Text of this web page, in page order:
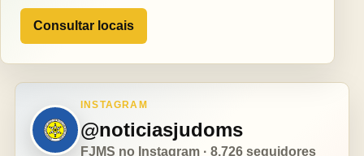
Consultar locais
INSTAGRAM
@noticiasjudoms
FJMS no Instagram · 8.726 seguidores